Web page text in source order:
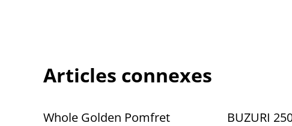
Articles connexes
Whole Golden Pomfret BUZURI